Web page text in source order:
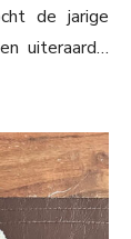
de jarige
uiteraard…